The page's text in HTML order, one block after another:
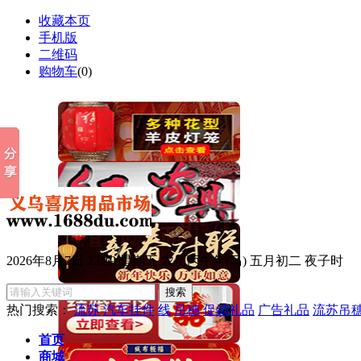
收藏本页
手机版
二维码
购物车(0)
2026年8月7日 23:19 星期五 农历丙午年(马) 五月初二 夜子时
热门搜索：流苏 汽车挂件 线 吊穗 促销礼品 广告礼品 流苏吊
首页
商城